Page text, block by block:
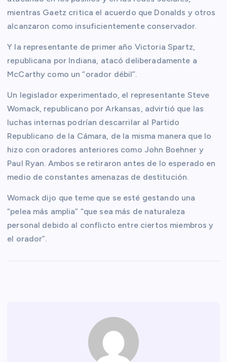
mientras Gaetz critica el acuerdo que Donalds y otros
alcanzaron como insuficientemente conservador.
Y la representante de primer año Victoria Spartz,
republicana por Indiana, atacó deliberadamente a
McCarthy como un “orador débil”.
Un legislador experimentado, el representante Steve
Womack, republicano por Arkansas, advirtió que las
luchas internas podrían descarrilar al Partido
Republicano de la Cámara, de la misma manera que lo
hizo con oradores anteriores como John Boehner y
Paul Ryan. Ambos se retiraron antes de lo esperado en
medio de constantes amenazas de destitución.
Womack dijo que teme que se esté gestando una
“pelea más amplia” “que sea más de naturaleza
personal debido al conflicto entre ciertos miembros y
el orador”.